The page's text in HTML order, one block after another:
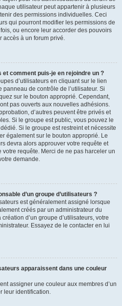
utilisateur peut appartenir à plusieurs
des permissions individuelles. Ceci
qui pourront modifier les permissions de
ou encore leur accorder des pouvoirs
accès à un forum privé.
et comment puis-je en rejoindre un ?
d’utilisateurs en cliquant sur le lien
de contrôle de l’utilisateur. Si
sur le bouton approprié. Cependant,
pas ouverts aux nouvelles adhésions.
d’autres peuvent être privés et
Si le groupe est public, vous pouvez le
Si le groupe est restreint et nécessite
également sur le bouton approprié. Le
devra alors approuver votre requête et
requête. Merci de ne pas harceler un
demande.
d’un groupe d’utilisateurs ?
est généralement assigné lorsque
créés par un administrateur du
d’un groupe d’utilisateurs, votre
Essayez de le contacter en lui
apparaissent dans une couleur
assigner une couleur aux membres d’un
leur identification.